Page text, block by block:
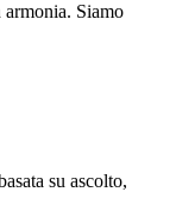
armonia. Siamo
su ascolto,